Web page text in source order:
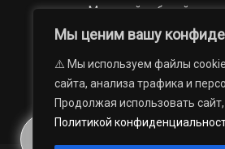
Мы ценим вашу
⚠️ Мы используем файлы
сайта, анализа трафика и
Продолжая использовать
Политикой
«Миасский рабочий»;
Областное
учреждение
«Губерния».